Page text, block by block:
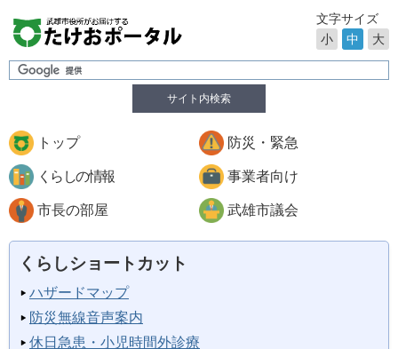
サイト内検索
文字サイズ
小
中 大
トップ 防災・緊急
くらしの情報 事業者向け
市長の部屋 武雄市議会
くらしショートカット
ハザードマップ
防災無線音声案内
休日急患・小児時間外診療